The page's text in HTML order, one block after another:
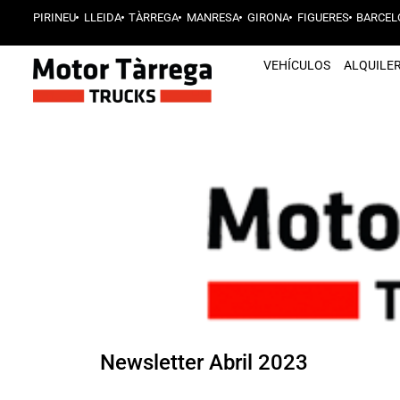
PIRINEU LLEIDA TÀRREGA MANRESA GIRONA FIGUERES
VEHÍCULOS
Newsletter Abril 2023